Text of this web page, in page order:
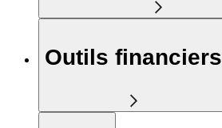
Outils financiers